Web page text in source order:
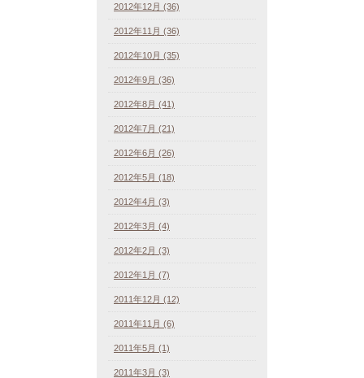
2012年12月 (36)
2012年11月 (36)
2012年10月 (35)
2012年9月 (36)
2012年8月 (41)
2012年7月 (21)
2012年6月 (26)
2012年5月 (18)
2012年4月 (3)
2012年3月 (4)
2012年2月 (3)
2012年1月 (7)
2011年12月 (12)
2011年11月 (6)
2011年5月 (1)
2011年3月 (3)